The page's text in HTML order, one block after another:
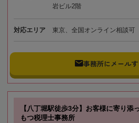
岩ビル2階
対応エリア 東京、全国オンライン相談可
事務所にメールす
【八丁堀駅徒歩3分】お客様に寄り添
もつ税理士事務所